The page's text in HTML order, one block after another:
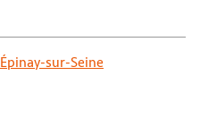
Épinay-sur-Seine